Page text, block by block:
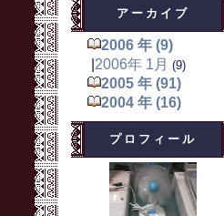
アーカイブ
2006 年 (9)
2006年 1月 (9)
2005 年 (91)
2004 年 (16)
プロフィール